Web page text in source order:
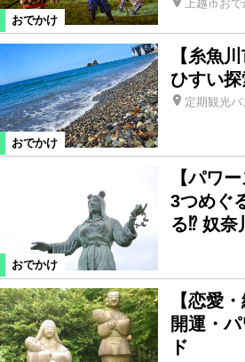
おでかけ
上越市お
おでかけ
【糸魚
ひすい
定期観光
おでかけ
【パワ
3つめぐ
る⁉︎ 奴奈
【恋愛
開運・
ド